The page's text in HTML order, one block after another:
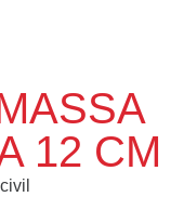
12 CM